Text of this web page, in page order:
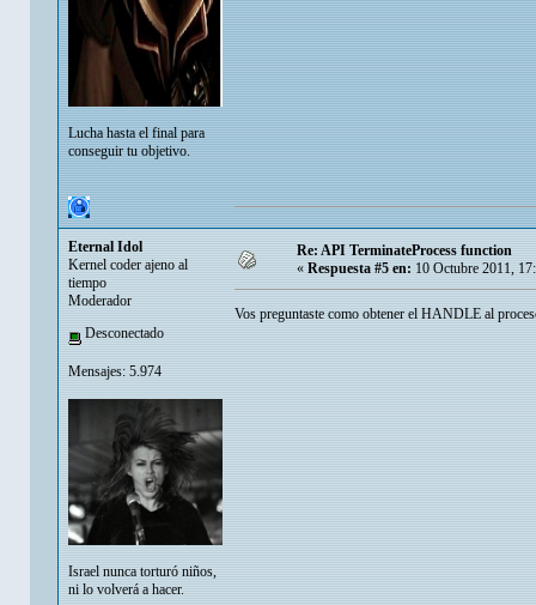
Lucha hasta el final para
conseguir tu objetivo.
Eternal Idol
Kernel coder ajeno al
tiempo
Moderador
Desconectado
Mensajes: 5.974
Israel nunca torturó niños,
ni lo volverá a hacer.
Re: API TerminateProcess function
« Respuesta #5 en: 10 Octubre 2011,
Vos preguntaste como obtener el HANDLE al